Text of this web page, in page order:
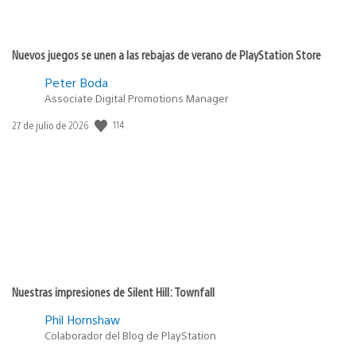
Nuevos juegos se unen a las rebajas de verano de PlayStation Store
Peter Boda
Associate Digital Promotions Manager
Fecha
27 de julio de 2026 114
Nuestras impresiones de Silent Hill: Townfall
Phil Hornshaw
Colaborador del Blog de PlayStation